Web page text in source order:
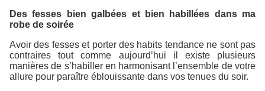
Des fesses bien galbées et bien habillées dans ma
robe de soirée
Avoir des fesses et porter des habits tendance ne sont pas
contraires tout comme aujourd’hui il existe plusieurs
manières de s’habiller en harmonisant l’ensemble de votre
allure pour paraître éblouissante dans vos tenues du soir.